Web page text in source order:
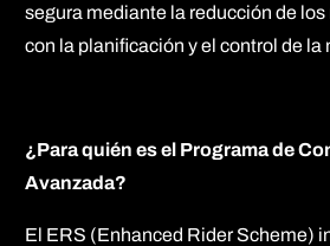
segura mediante la reducción de
con la planificación y el control de la
¿Para quién es el Programa de
Avanzada?
El ERS (Enhanced Rider Scheme)